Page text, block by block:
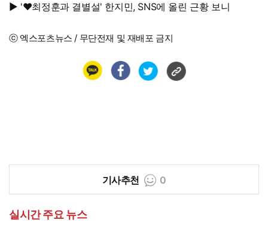
▶ '♥최정훈과 결별설' 한지민, SNS에 올린 근황 보니
ⓒ 엑스포츠뉴스 / 무단전재 및 재배포 금지
기사추천 0
실시간 주요 뉴스